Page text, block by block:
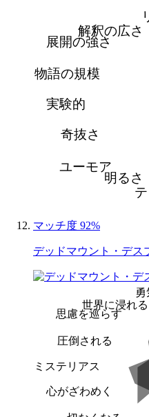
明るさ
ユーモア
奇抜さ
実験的
物語の規模
展開の強さ
解釈の広さ
マッチ度 92%
デッドマウント・デス
心がざわめく
ミステリアス
圧倒される
思慮を巡らす
世界に浸れる